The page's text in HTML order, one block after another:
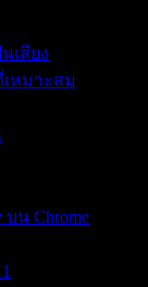
เสียง
หมาะสม
น Chrome